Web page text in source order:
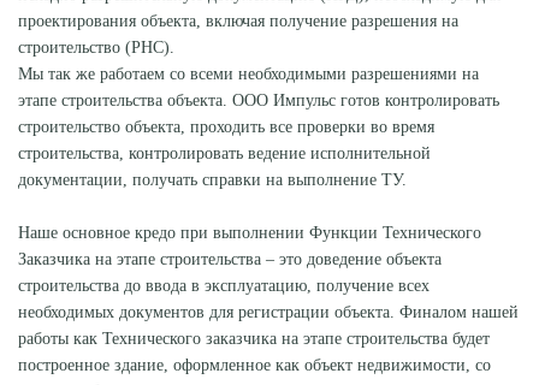
проектирования объекта, включая получение разрешения на
строительство (РНС).
Мы так же работаем со всеми необходимыми разрешениями на
этапе строительства объекта. ООО Импульс готов контролировать
строительство объекта, проходить все проверки во время
строительства, контролировать ведение исполнительной
документации, получать справки на выполнение ТУ.
Наше основное кредо при выполнении Функции Технического
Заказчика на этапе строительства – это доведение объекта
строительства до ввода в эксплуатацию, получение всех
необходимых документов для регистрации объекта. Финалом нашей
работы как Технического заказчика на этапе строительства будет
построенное здание, оформленное как объект недвижимости, со